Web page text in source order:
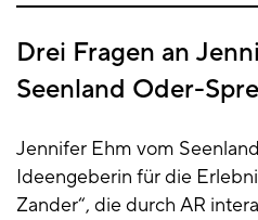
Drei Fragen an
Seenland Oder-
Jennifer Ehm vom
Ideengeberin für die
Zander“, die durch AR